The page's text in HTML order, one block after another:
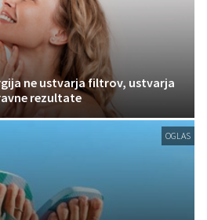
ne ustvarja filtrov, ustvarja
rezultate
OGLAS